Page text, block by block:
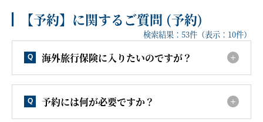
トピックス パンフレット
ご予約後の流れ お問い合わせ
よくあるご質問
セレブリティクルーズの世
界
【予約】に関するご質問 (予約)
検索結果： 53件（表示： 10件）
Q 海外旅行保険に入りたいのですが？
Q 予約には何が必要ですか？